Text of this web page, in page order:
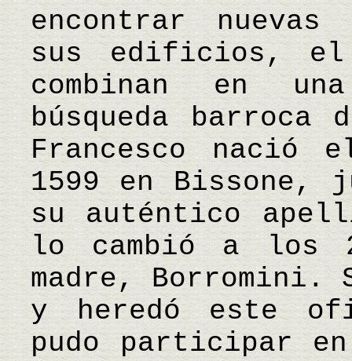
encontrar nuevas
sus edificios,
combinan en
búsqueda barroca
Francesco nació
1599 en Bissone,
su auténtico
lo cambió a los
madre, Borromini.
y heredó este
pudo participar